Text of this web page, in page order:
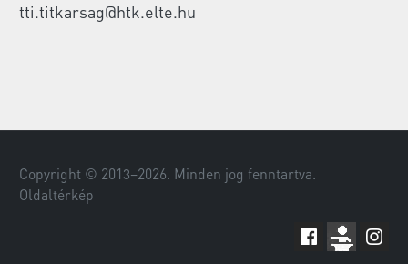
tti.titkarsag@htk.elte.hu
Copyright © 2013–2026. Minden jog fenntartva.
Oldaltérkép